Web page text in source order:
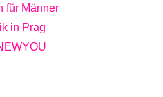
für Männer
in Prag